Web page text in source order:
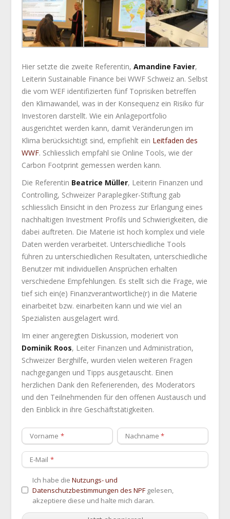
Hier setzte die zweite Referentin, Amandine Favier,
Leiterin Sustainable Finance bei WWF Schweiz an. Selbst
die vom WEF identifizierten fünf Toprisiken betreffen
den Klimawandel, was in der Konsequenz ein Risiko für
Investoren darstellt. Wie ein Anlageportfolio
ausgerichtet werden kann, damit Veränderungen im
Klima berücksichtigt sind, empfiehlt ein Leitfaden des
WWF. Schliesslich empfahl sie Online Tools, wie der
Carbon Footprint gemessen werden kann.
Die Referentin Beatrice Müller, Leiterin Finanzen und
Controlling, Schweizer Paraplegiker-Stiftung gab
schliesslich Einsicht in den Prozess zur Erlangung eines
nachhaltigen Investment Profils und Schwierigkeiten, die
dabei auftreten. Die Materie ist hoch komplex und viele
Daten werden verarbeitet. Unterschiedliche Tools
führen zu unterschiedlichen Resultaten, unterschiedliche
Benutzer mit individuellen Ansprüchen erhalten
verschiedene Empfehlungen. Es stellt sich die Frage, wie
tief sich ein(e) Finanzverantwortliche(r) in die Materie
einarbeitet bzw. einarbeiten kann und wie viel an
Spezialisten ausgelagert wird.
Im einer angeregten Diskussion, moderiert von
Dominik Roos, Leiter Finanzen und Administration,
Schweizer Berghilfe, wurden vielen weiteren Fragen
nachgegangen und Tipps ausgetauscht. Einen
herzlichen Dank den Referierenden, des Moderators
und den Teilnehmenden für den offenen Austausch und
den Einblick in ihre Geschäftstätigkeiten.
Vorname Nachname
E-Mail
Ich habe dieNutzungs- und
Datenschutzbestimmungen des NPF gelesen,
akzeptiere diese und halte mich daran.